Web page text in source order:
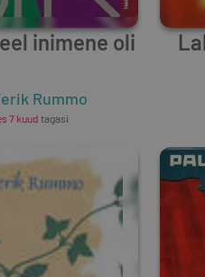
inimene oli
Rummo
7 kuud tagasi